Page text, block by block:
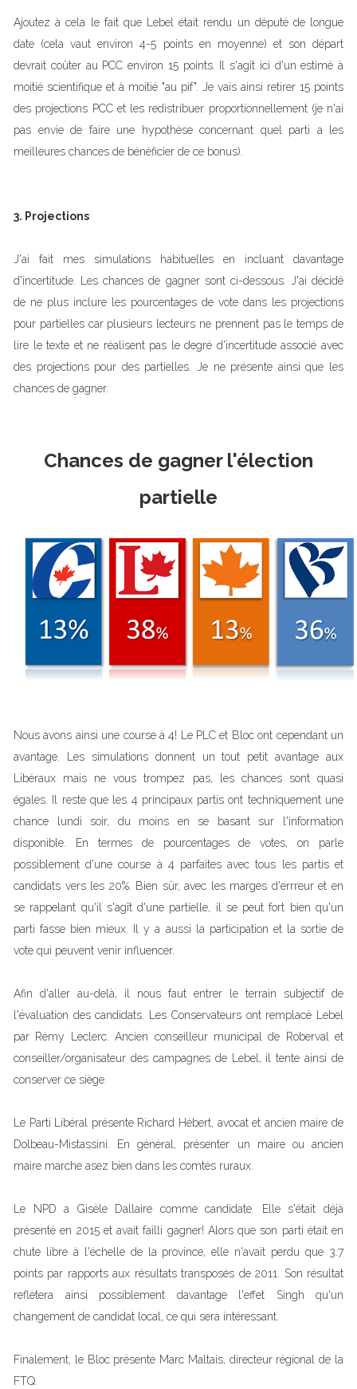
Ajoutez à cela le fait que Lebel était rendu un député de longue
date (cela vaut environ 4-5 points en moyenne) et son départ
devrait coûter au PCC environ 15 points. Il s'agît ici d'un estimé à
moitié scientifique et à moitié "au pif". Je vais ainsi retirer 15 points
des projections PCC et les redistribuer proportionnellement (je n'ai
pas envie de faire une hypothèse concernant quel parti a les
meilleures chances de bénéficier de ce bonus).
3. Projections
J'ai fait mes simulations habituelles en incluant davantage
d'incertitude. Les chances de gagner sont ci-dessous. J'ai décidé
de ne plus inclure les pourcentages de vote dans les projections
pour partielles car plusieurs lecteurs ne prennent pas le temps de
lire le texte et ne réalisent pas le degré d'incertitude associé avec
des projections pour des partielles. Je ne présente ainsi que les
chances de gagner.
Chances de gagner l'élection
partielle
Nous avons ainsi une course à 4! Le PLC et Bloc ont cependant un
avantage. Les simulations donnent un tout petit avantage aux
Libéraux mais ne vous trompez pas, les chances sont quasi
égales. Il reste que les 4 principaux partis ont techniquement une
chance lundi soir, du moins en se basant sur l'information
disponible. En termes de pourcentages de votes, on parle
possiblement d'une course à 4 parfaites avec tous les partis et
candidats vers les 20%. Bien sûr, avec les marges d'errreur et en
se rappelant qu'il s'agît d'une partielle, il se peut fort bien qu'un
parti fasse bien mieux. Il y a aussi la participation et la sortie de
vote qui peuvent venir influencer.
Afin d'aller au-delà, il nous faut entrer le terrain subjectif de
l'évaluation des candidats. Les Conservateurs ont remplacé Lebel
par Rémy Leclerc. Ancien conseilleur municipal de Roberval et
conseiller/organisateur des campagnes de Lebel, il tente ainsi de
conserver ce siège.
Le Parti Libéral présente Richard Hébert, avocat et ancien maire de
Dolbeau-Mistassini. En général, présenter un maire ou ancien
maire marche asez bien dans les comtés ruraux.
Le NPD a Gisèle Dallaire comme candidate. Elle s'était déjà
présenté en 2015 et avait failli gagner! Alors que son parti était en
chute libre à l'échelle de la province, elle n'avait perdu que 3.7
points par rapports aux résultats transposés de 2011. Son résultat
reflètera ainsi possiblement davantage l'effet Singh qu'un
changement de candidat local, ce qui sera intéressant.
Finalement, le Bloc présente Marc Maltais, directeur régional de la
FTQ.